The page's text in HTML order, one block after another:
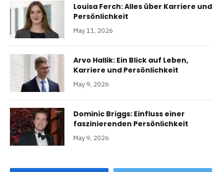
Louisa Ferch: Alles über Karriere und
Persönlichkeit
May 11, 2026
Arvo Hallik: Ein Blick auf Leben,
Karriere und Persönlichkeit
May 9, 2026
Dominic Briggs: Einfluss einer
faszinierenden Persönlichkeit
May 9, 2026